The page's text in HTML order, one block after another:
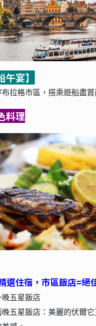
午宴】
拉格市區，搭乘遊船盡
料理
選住宿，市區飯店=絕
五星飯店
五星飯店： 美麗的伏爾